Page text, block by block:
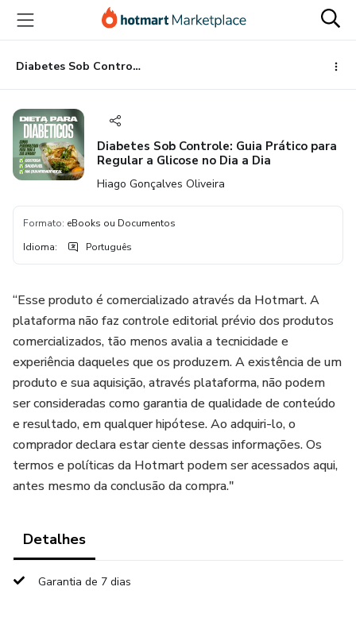
para
conteúdo
principal
para
pagamento
para
rodapé
Diabetes Sob Controle: Guia Prático para Regular a Glicose no Dia a Dia
Diabetes Sob Controle: Guia Prático para
Regular a Glicose no Dia a Dia
Hiago Gonçalves Oliveira
Formato: eBooks ou Documentos
Idioma: Português
“Esse produto é comercializado através da Hotmart. A
plataforma não faz controle editorial prévio dos produtos
comercializados, tão menos avalia a tecnicidade e
experiência daqueles que os produzem. A existência de um
produto e sua aquisição, através plataforma, não podem
ser consideradas como garantia de qualidade de conteúdo
e resultado, em qualquer hipótese. Ao adquiri-lo, o
comprador declara estar ciente dessas informações. Os
termos e políticas da Hotmart podem ser acessados aqui,
antes mesmo da conclusão da compra."
Detalhes
Garantia de 7 dias